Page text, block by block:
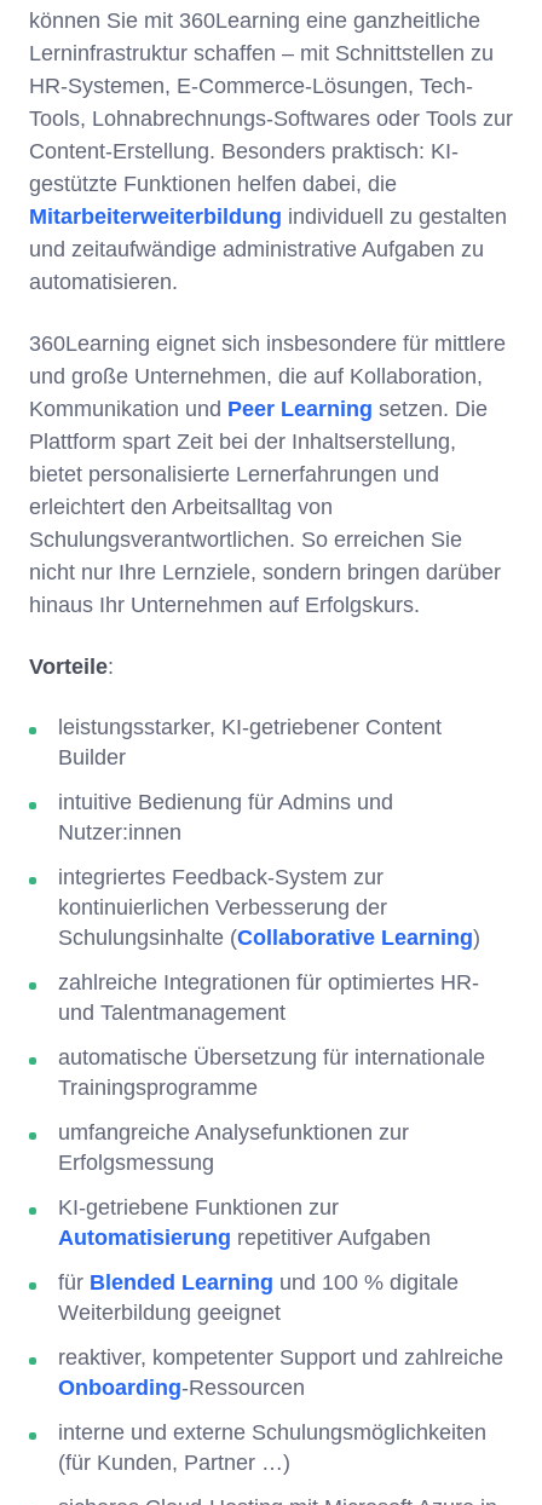
können Sie mit 360Learning eine ganzheitliche
Lerninfrastruktur schaffen – mit Schnittstellen zu
HR-Systemen, E-Commerce-Lösungen, Tech-
Tools, Lohnabrechnungs-Softwares oder Tools zur
Content-Erstellung. Besonders praktisch: KI-
gestützte Funktionen helfen dabei, die
Mitarbeiterweiterbildung individuell zu gestalten
und zeitaufwändige administrative Aufgaben zu
automatisieren.
360Learning eignet sich insbesondere für mittlere
und große Unternehmen, die auf Kollaboration,
Kommunikation und Peer Learning setzen. Die
Plattform spart Zeit bei der Inhaltserstellung,
bietet personalisierte Lernerfahrungen und
erleichtert den Arbeitsalltag von
Schulungsverantwortlichen. So erreichen Sie
nicht nur Ihre Lernziele, sondern bringen darüber
hinaus Ihr Unternehmen auf Erfolgskurs.
Vorteile:
leistungsstarker, KI-getriebener Content
Builder
intuitive Bedienung für Admins und
Nutzer:innen
integriertes Feedback-System zur
kontinuierlichen Verbesserung der
Schulungsinhalte (Collaborative Learning)
zahlreiche Integrationen für optimiertes HR-
und Talentmanagement
automatische Übersetzung für internationale
Trainingsprogramme
umfangreiche Analysefunktionen zur
Erfolgsmessung
KI-getriebene Funktionen zur
Automatisierung repetitiver Aufgaben
für Blended Learning und 100 % digitale
Weiterbildung geeignet
reaktiver, kompetenter Support und zahlreiche
Onboarding-Ressourcen
interne und externe Schulungsmöglichkeiten
(für Kunden, Partner …)